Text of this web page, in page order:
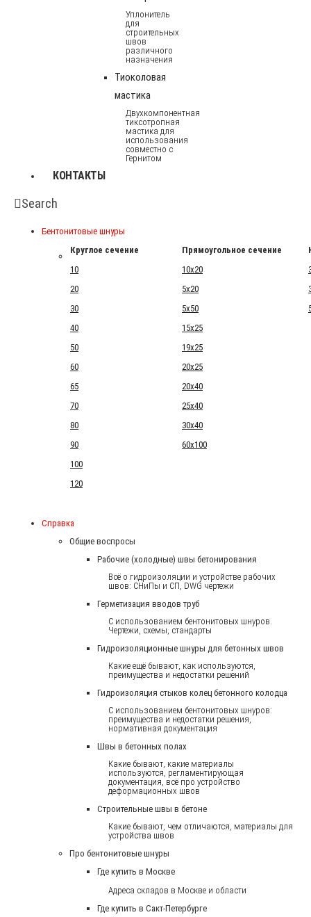
Уплонитель
для
строительных
швов
различного
назначения
Тиоколовая
мастика
Двухкомпонентная
тиксотропная
мастика для
использования
совместно с
Гернитом
КОНТАКТЫ
Search
Бентонитовые шнуры
Круглое сечение
Прямоугольное сечение
10
10x20
20
5x20
30
5x50
40
15x25
50
19x25
60
20x25
65
20x40
70
25x40
80
30x40
90
60x100
100
120
Справка
Общие воспросы
Рабочие (холодные) швы бетонирования
Всё о гидроизоляции и устройстве рабочих
швов: СНиПы и СП, DWG чертежи
Герметизация вводов труб
С использованием бентонитовых шнуров.
Чертежи, схемы, стандарты
Гидроизоляционные шнуры для бетонных швов
Какие ещё бывают, как используются,
преимущества и недостатки решений
Гидроизоляция стыков колец бетонного колодца
С использованием бентонитовых шнуров:
преимущества и недостатки решения,
нормативная документация
Швы в бетонных полах
Какие бывают, какие материалы
используются, регламентирующая
документация, всё про устройство
деформационных швов
Строительные швы в бетоне
Какие бывают, чем отличаются, материалы для
устройства швов
Про бентонитовые шнуры
Где купить в Москве
Адреса складов в Москве и области
Где купить в Сакт-Петербурге